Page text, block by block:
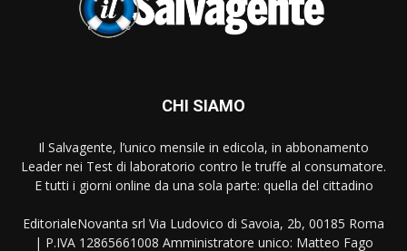
CHI SIAMO
Il Salvagente, l’unico mensile in edicola, in abbonamento
Leader nei Test di laboratorio contro le truffe al consumatore.
E tutti i giorni online da una sola parte: quella del cittadino
EditorialeNovanta srl Via Ludovico di Savoia, 2b, 00185 Roma
| P.IVA 12865661008 Amministratore unico: Matteo Fago